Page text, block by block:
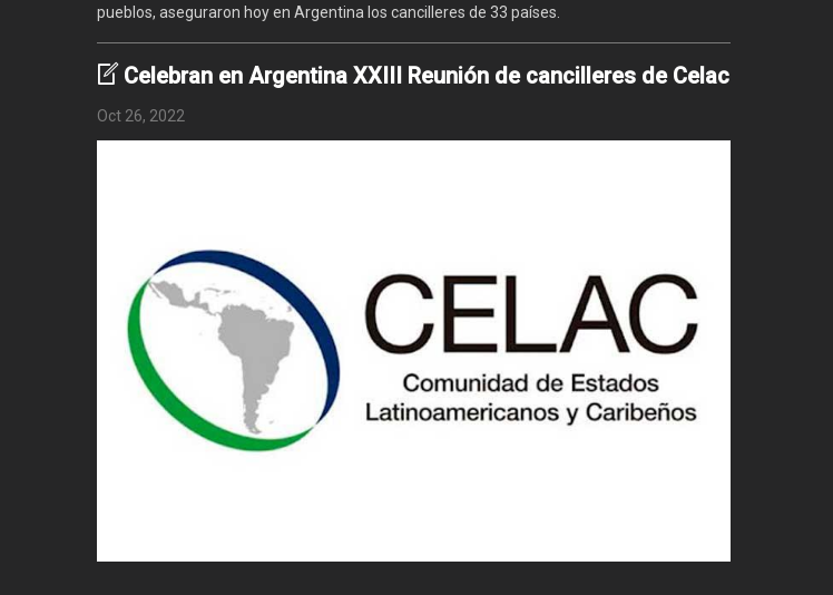
pueblos, aseguraron hoy en Argentina los cancilleres de 33 países.
Celebran en Argentina XXIII Reunión de cancilleres de Celac
Oct 26, 2022